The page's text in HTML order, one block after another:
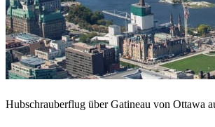
Hubschrauberflug über Gatineau von Ottawa